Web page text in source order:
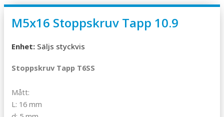
M5x16 Stoppskruv Tapp 10.9
Enhet: Säljs styckvis
Stoppskruv Tapp T6SS
Mått:
L: 16 mm